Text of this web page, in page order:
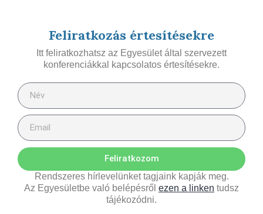
Feliratkozás értesítésekre
Itt feliratkozhatsz az Egyesület által szervezett
konferenciákkal kapcsolatos értesítésekre.
Feliratkozom
Rendszeres hírlevelünket tagjaink kapják meg.
Az Egyesületbe való belépésről ezen a linken tudsz
tájékozódni.